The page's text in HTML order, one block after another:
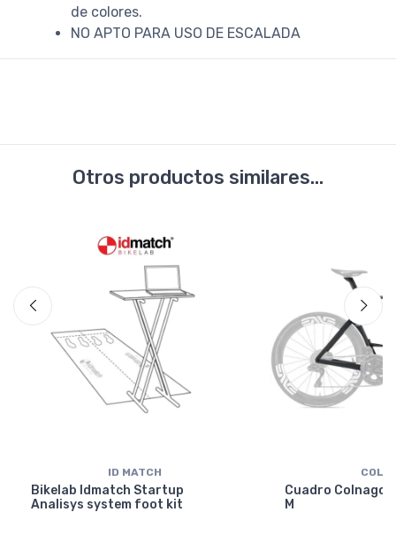
de colores.
NO APTO PARA USO DE ESCALADA
Otros productos similares...
ID MATCH
Bikelab Idmatch Startup
Analisys system foot kit
Cuadro Colnago
M